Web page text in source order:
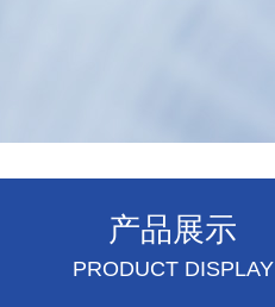
产品展示
PRODUCT DISPLAY